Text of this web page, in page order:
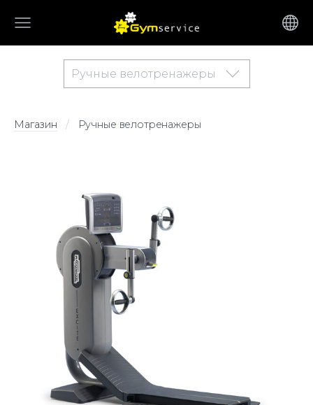
Ручные велотренажеры
Магазин Ручные велотренажеры